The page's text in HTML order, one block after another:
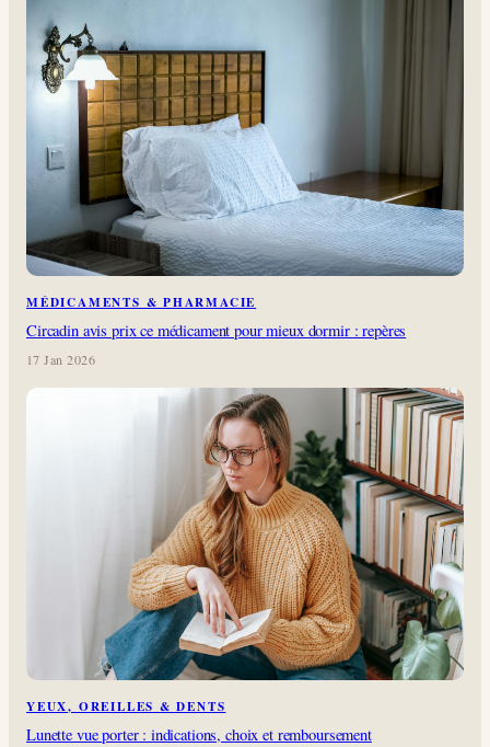
MÉDICAMENTS & PHARMACIE
Circadin avis prix ce médicament pour mieux dormir : repères
17 Jan 2026
YEUX, OREILLES & DENTS
Lunette vue porter : indications, choix et remboursement